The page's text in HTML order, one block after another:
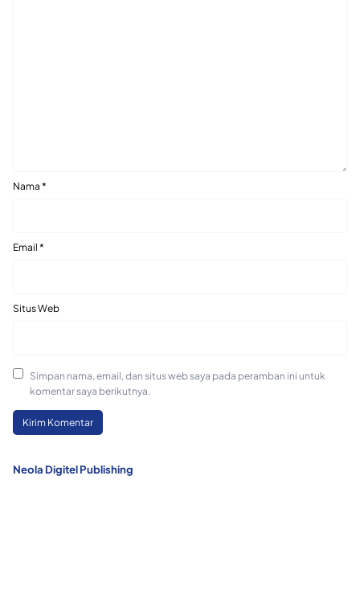
Nama *
Email *
Situs Web
Simpan nama, email, dan situs web saya pada peramban ini untuk
komentar saya berikutnya.
Neola Digitel Publishing